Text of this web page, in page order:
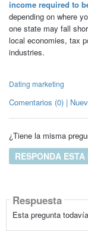
income required to
depending on where
one state may fall
local economies, tax
industries.
Dating marketing
Comentarios (0) |
¿Tiene la misma
RESPONDA
Respuesta
Esta pregunta